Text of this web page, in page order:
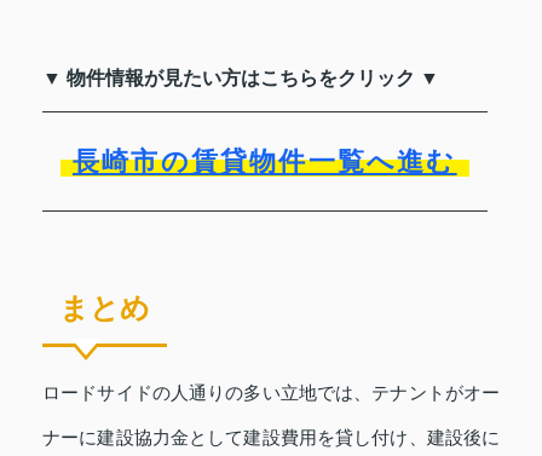
▼ 物件情報が見たい方はこちらをクリック ▼
長崎市の賃貸物件一覧へ進む
まとめ
ロードサイドの人通りの多い立地では、テナントがオー
ナーに建設協力金として建設費用を貸し付け、建設後に